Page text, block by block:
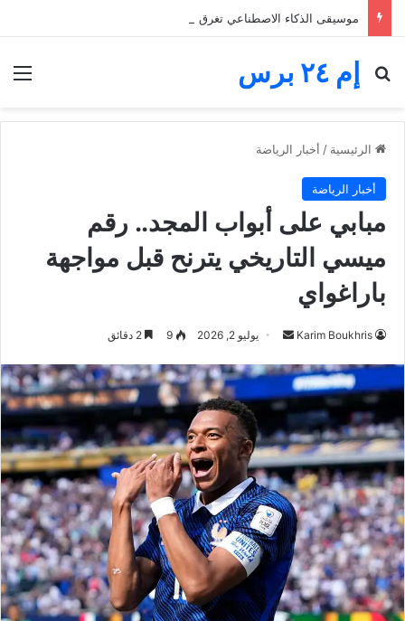
إم ٢٤ برس
بحث عن
الرئيسية / أخبار الرياضة
أخبار الرياضة
مبابي على أبواب المجد.. رقم
ميسي التاريخي يترنح قبل مواجهة
باراغواي
Karim Boukhris
أرسل
إلكترونيا
يوليو 2, 2026 9